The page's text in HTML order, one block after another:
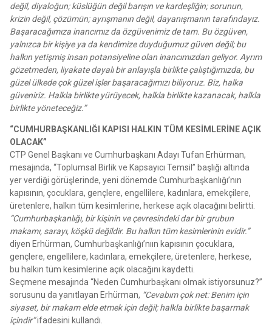
değil, diyaloğun; küslüğün değil barışın ve kardeşliğin; sorunun,
krizin değil, çözümün; ayrışmanın değil, dayanışmanın tarafındayız.
Başaracağımıza inancımız da özgüvenimiz de tam. Bu özgüven,
yalnızca bir kişiye ya da kendimize duyduğumuz güven değil; bu
halkın yetişmiş insan potansiyeline olan inancımızdan geliyor. Ayrım
gözetmeden, liyakate dayalı bir anlayışla birlikte çalıştığımızda, bu
güzel ülkede çok güzel işler başaracağımızı biliyoruz. Biz, halka
güveniriz. Halkla birlikte yürüyecek, halkla birlikte kazanacak, halkla
birlikte yöneteceğiz.”
“CUMHURBAŞKANLIĞI KAPISI HALKIN TÜM KESİMLERİNE AÇIK
OLACAK”
CTP Genel Başkanı ve Cumhurbaşkanı Adayı Tufan Erhürman,
mesajında, “Toplumsal Birlik ve Kapsayıcı Temsil” başlığı altında
yer verdiği görüşlerinde, yeni dönemde Cumhurbaşkanlığı’nın
kapısının, çocuklara, gençlere, engellilere, kadınlara, emekçilere,
üretenlere, halkın tüm kesimlerine, herkese açık olacağını belirtti.
“Cumhurbaşkanlığı, bir kişinin ve çevresindeki dar bir grubun
makamı, sarayı, köşkü değildir. Bu halkın tüm kesimlerinin evidir.”
diyen Erhürman, Cumhurbaşkanlığı’nıın kapısının çocuklara,
gençlere, engellilere, kadınlara, emekçilere, üretenlere, herkese,
bu halkın tüm kesimlerine açık olacağını kaydetti.
Seçmene mesajında “Neden Cumhurbaşkanı olmak istiyorsunuz?”
sorusunu da yanıtlayan Erhürman, “Cevabım çok net: Benim için
siyaset, bir makam elde etmek için değil; halkla birlikte başarmak
içindir”ifadesini kullandı.